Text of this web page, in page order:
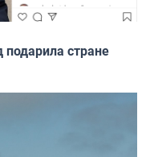
стране